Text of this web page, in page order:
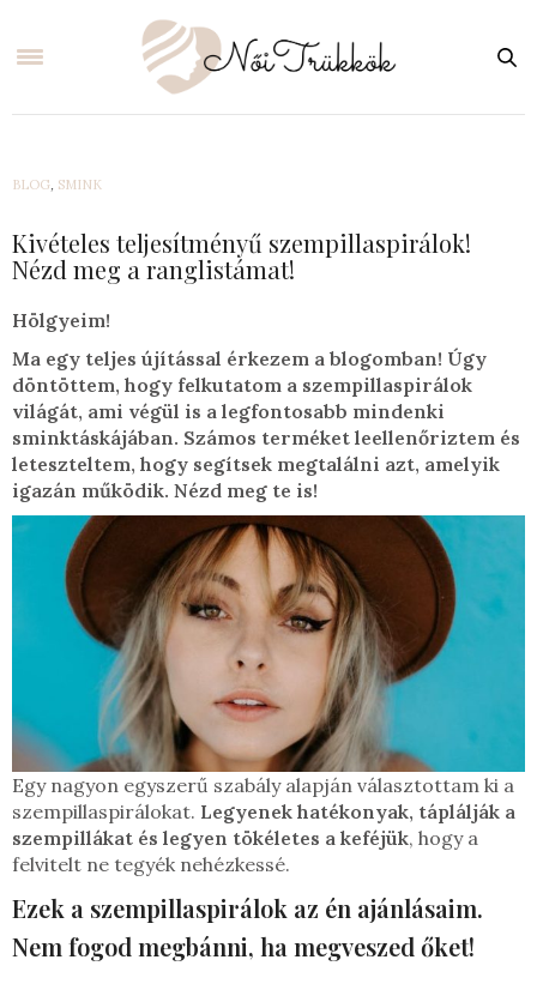
BLOG, SMINK
Kivételes teljesítményű szempillaspirálok!
Nézd meg a ranglistámat!
Hölgyeim!
Ma egy teljes újítással érkezem a blogomban! Úgy
döntöttem, hogy felkutatom a szempillaspirálok
világát, ami végül is a legfontosabb mindenki
sminktáskájában. Számos terméket leellenőriztem és
leteszteltem, hogy segítsek megtalálni azt, amelyik
igazán működik. Nézd meg te is!
Egy nagyon egyszerű szabály alapján választottam ki a
szempillaspirálokat. Legyenek hatékonyak, táplálják a
szempillákat és legyen tökéletes a keféjük, hogy a
felvitelt ne tegyék nehézkessé.
Ezek a szempillaspirálok az én ajánlásaim.
Nem fogod megbánni, ha megveszed őket!